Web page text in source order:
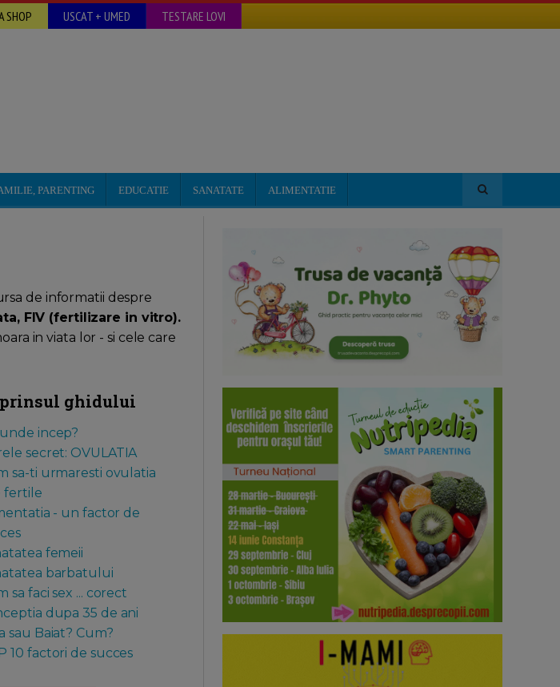
SHOP USCAT + UMED TESTARE LOVI
PARENTING EDUCATIE SANATATE ALIMENTATIE
de informatii despre
FIV (fertilizare in vitro).
in viata lor - si cele care
ghidului
incep?
secret: OVULATIA
sa-ti urmaresti ovulatia
fertile
- un factor de
femeii
barbatului
sa faci sex ... corect
dupa 35 de ani
sau Baiat? Cum?
10 factori de succes